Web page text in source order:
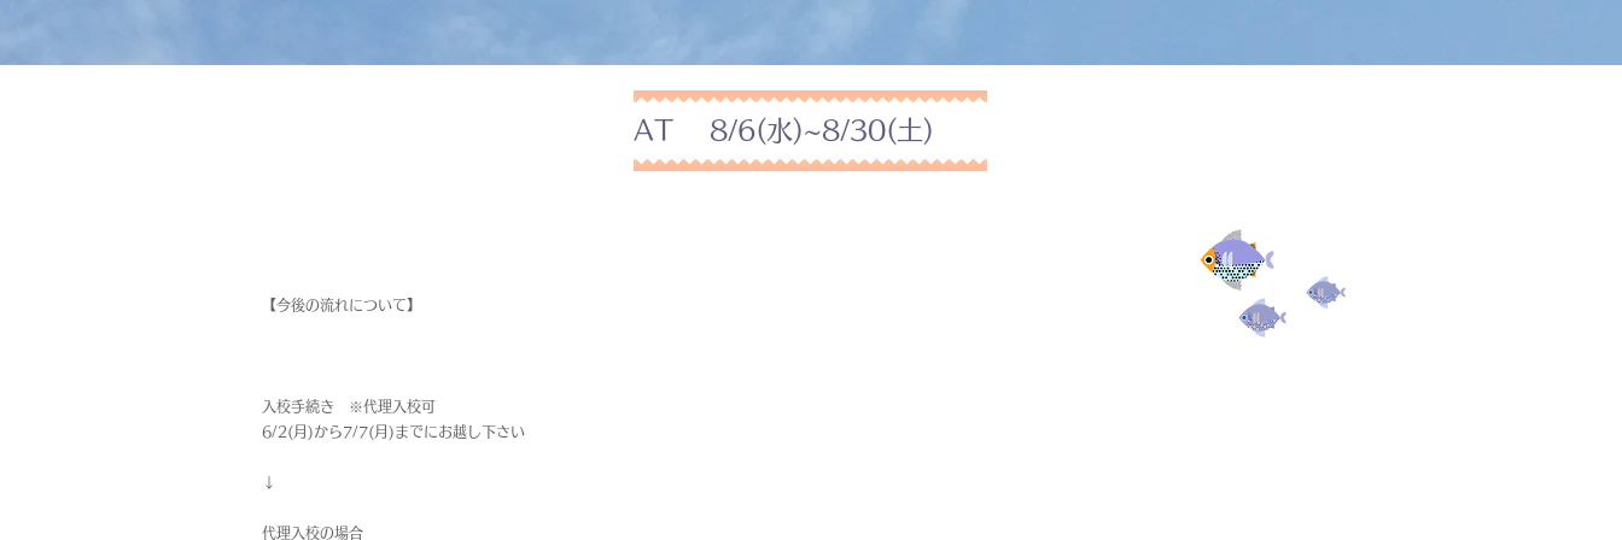
AT 8/6(水)~8/30(土)
【今後の流れについて】
入校手続き ※代理入校可
6/2(月)から7/7(月)までにお越し下さい
↓
代理入校の場合